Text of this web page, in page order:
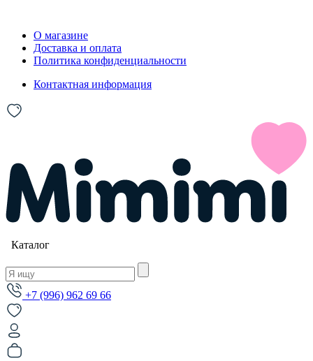
О магазине
Доставка и оплата
Политика конфиденциальности
Контактная информация
Каталог
+7 (996) 962 69 66